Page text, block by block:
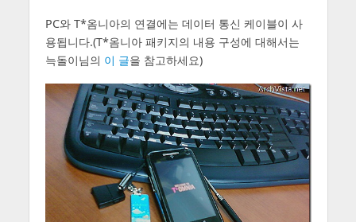
PC와 T*옴니아의 연결에는 데이터 통신 케이블이 사
용됩니다.(T*옴니아 패키지의 내용 구성에 대해서는
늑돌이님의 이 글을 참고하세요)